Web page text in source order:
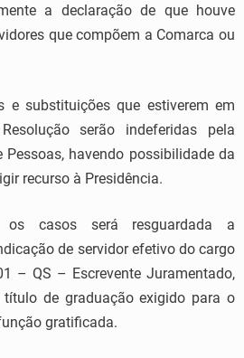
a declaração de que houve
que compõem a Comarca ou
e substituições que estiverem em
serão indeferidas pela
Pessoas, havendo possibilidade da
recurso à Presidência.
casos será resguardada a
de servidor efetivo do cargo
– QS – Escrevente Juramentado,
título de graduação exigido para o
gratificada.